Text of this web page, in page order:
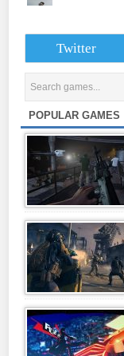
Twitter
POPULAR GAMES